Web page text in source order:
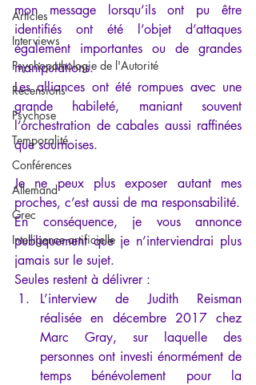
Articles
Interviews
Psychopathologie de l'Autorité
Recensions
Psychose
Temporalité
Conférences
Allemand
Grec
Intelligence artificielle
mon message lorsqu’ils ont pu être
identifiés ont été l’objet d’attaques
également importantes ou de grandes
manipulations.
Les alliances ont été rompues avec une
grande habileté, maniant souvent
l’orchestration de cabales aussi raffinées
que sournoises.
Je ne peux plus exposer autant mes
proches, c’est aussi de ma responsabilité.
En conséquence, je vous annonce
publiquement que je n’interviendrai plus
jamais sur le sujet.
Seules restent à délivrer :
L’interview de Judith Reisman
réalisée en décembre 2017 chez
Marc Gray, sur laquelle des
personnes ont investi énormément de
temps bénévolement pour la